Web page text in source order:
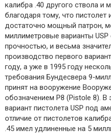
калибра .40 другого ствола и
благодаря тому, что
достаточно мощный патрон,
миллиметровые варианты
прочностью, и весьма
производство первого
году, а уже в 1995 году
требования Бундесвера 9-
принят на вооружение
обозначением P8 (Pistole 8). В
вариант пистолета USP под
отличие от пистолетов
.45 имел удлиненные на 5